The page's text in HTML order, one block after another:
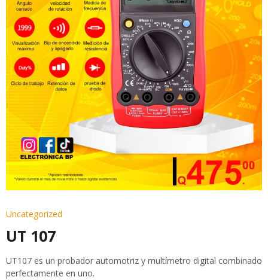
Uncategorized
UT 107
UT107 es un probador automotriz y multímetro digital combinado
perfectamente en uno.